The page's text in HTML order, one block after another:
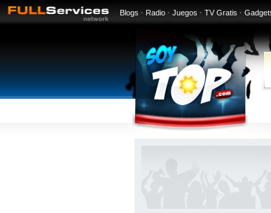
Blogs · Radio · Juegos · TV Gratis ·